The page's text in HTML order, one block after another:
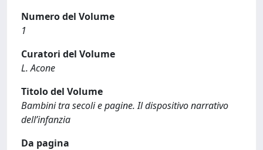
Numero del Volume
1
Curatori del Volume
L. Acone
Titolo del Volume
Bambini tra secoli e pagine. Il dispositivo narrativo
dell’infanzia
Da pagina